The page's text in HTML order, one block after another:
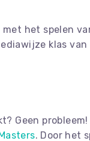
het spelen
klas
Geen
. Door het